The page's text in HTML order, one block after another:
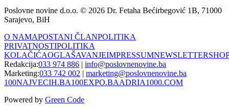
Poslovne novine d.o.o. © 2026 Dr. Fetaha Bećirbegović 1B, 71000
Sarajevo, BiH
O NAMAPOSTANI ČLANPOLITIKA
PRIVATNOSTIPOLITIKA
KOLAČIĆAOGLAŠAVANJEIMPRESSUMNEWSLETTER
Redakcija:033 974 886 | info@poslovnenovine.ba
Marketing:033 742 002 | marketing@poslovnenovine.ba
100NAJVECIH.BA100EXPO.BAADRIA1000.COM
Powered by Green Code